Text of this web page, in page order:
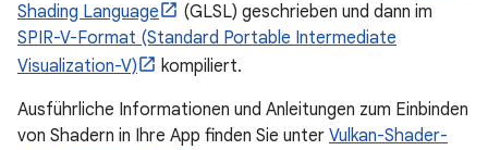
Shading Language
(GLSL) geschrieben und dann im
SPIR-V-Format (Standard Portable Intermediate
Visualization-V)
kompiliert.
Ausführliche Informationen und Anleitungen zum Einbinden
von Shadern in Ihre App finden Sie unter Vulkan-Shader-